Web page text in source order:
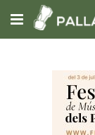
Subscriu-t'hi